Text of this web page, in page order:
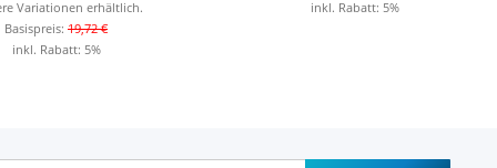
Variationen erhältlich.
Basispreis: 19,72 €
inkl. Rabatt: 5%
inkl. Rabatt: 5%